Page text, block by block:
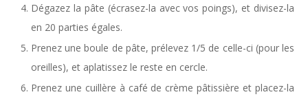
Dégazez la pâte (écrasez-la avec vos poings), et divisez-la
en 20 parties égales.
Prenez une boule de pâte, prélevez 1/5 de celle-ci (pour les
oreilles), et aplatissez le reste en cercle.
Prenez une cuillère à café de crème pâtissière et placez-la